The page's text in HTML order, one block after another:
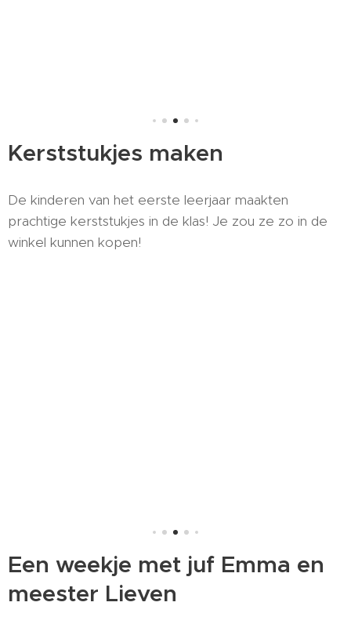
Kerststukjes maken
De kinderen van het eerste leerjaar maakten
prachtige kerststukjes in de klas! Je zou ze zo in de
winkel kunnen kopen!
Een weekje met juf Emma en
meester Lieven